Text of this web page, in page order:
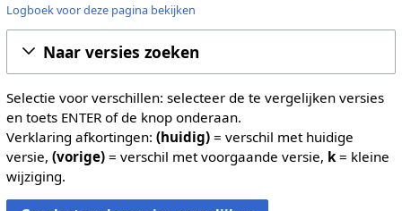
Logboek voor deze pagina bekijken
Naar versies zoeken
Selectie voor verschillen: selecteer de te vergelijken versies
en toets ENTER of de knop onderaan.
Verklaring afkortingen: (huidig)= verschil met huidige
versie, (vorige)= verschil met voorgaande versie, k= kleine
wijziging.